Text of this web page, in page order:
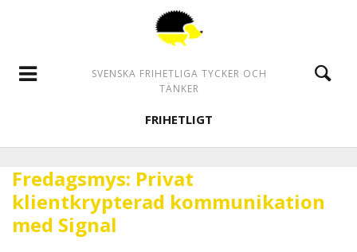
SVENSKA FRIHETLIGA TYCKER OCH
TÄNKER
FRIHETLIGT
Fredagsmys: Privat
klientkrypterad kommunikation
med Signal